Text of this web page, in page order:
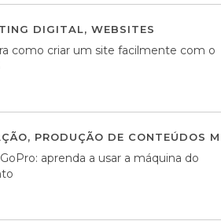
DIGITAL, WEBSITES
como criar um site facilmente com o
, PRODUÇÃO DE CONTEÚDOS
aprenda a usar a máquina do